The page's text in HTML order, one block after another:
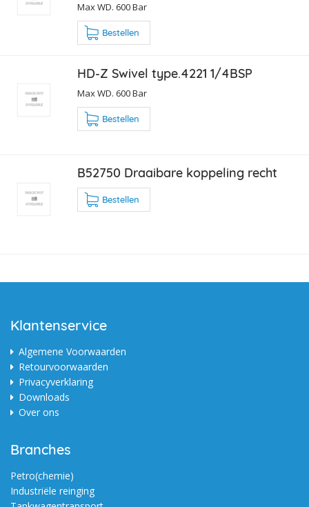
Max WD. 600 Bar
Bestellen
HD-Z Swivel type.4221 1/4BSP
Max WD. 600 Bar
Bestellen
B52750 Draaibare koppeling recht
Bestellen
Klantenservice
Algemene Voorwaarden
Retourvoorwaarden
Privacyverklaring
Downloads
Over ons
Branches
Petro(chemie)
Industriële reinging